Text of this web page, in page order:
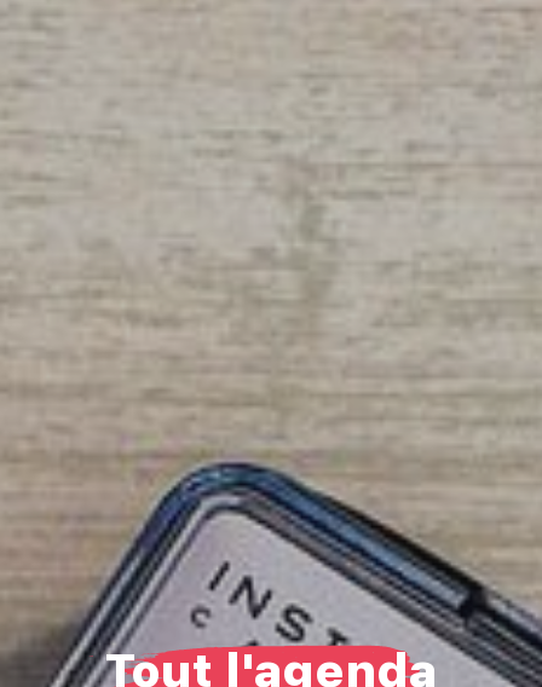
Tout l'agenda
Compétition
En famille
Ténarèze
Gascogne
Beaucaire
Beaumont
Berrac
Blaziert
Cadeilhan
Cassaigne
Castéra-
Condom
Eauze
Flamarens
Fleurance
Fourcès
Gavarret-sur-